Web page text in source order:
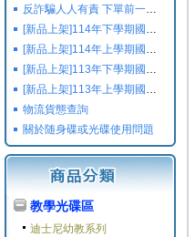
反詐騙人人有責 下單前一定要注意
[新品上架]114年下學期國小國中高中命題光碟,校用卷,習作
[新品上架]114年上學期國小國中高中命題光碟,校用卷,習作
[新品上架]113年下學期國小國中高中命題光碟,校用卷,習作
[新品上架]113年上學期國小國中高中命題光碟,校用卷,習作
物流貨態查詢
關於随身碟或光碟使用問題
教學光碟區
迪士尼幼教系列